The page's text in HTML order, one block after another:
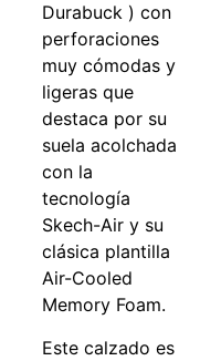
Durabuck ) con
perforaciones
muy cómodas y
ligeras que
destaca por su
suela acolchada
con la
tecnología
Skech-Air y su
clásica plantilla
Air-Cooled
Memory Foam.
Este calzado es